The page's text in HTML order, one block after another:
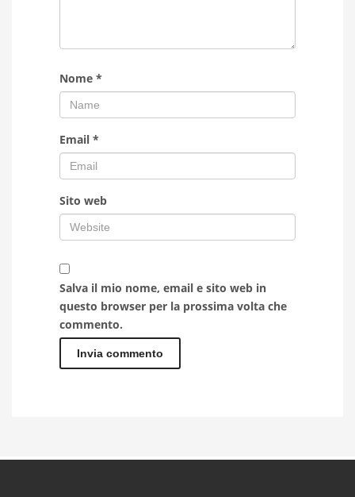
Nome *
Email *
Sito web
Salva il mio nome, email e sito web in
questo browser per la prossima volta che
commento.